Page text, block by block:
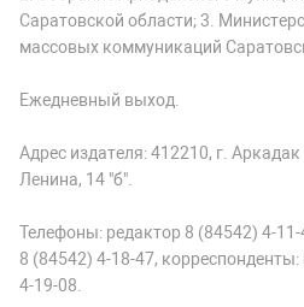
Саратовской области; 3.
массовых коммуникаций
Ежедневный выход.
Адрес издателя: 412210, г.
Ленина, 14 "б".
Телефоны: редактор 8 (84542) 4-11-
8 (84542) 4-18-47,
4-19-08.